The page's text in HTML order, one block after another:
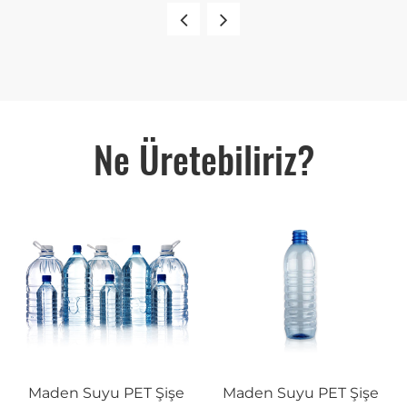
Ne Üretebiliriz?
Maden Suyu PET Şişe Maden Suyu PET Şişe